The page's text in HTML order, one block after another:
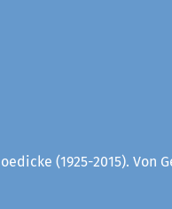
(1925-2015). Von